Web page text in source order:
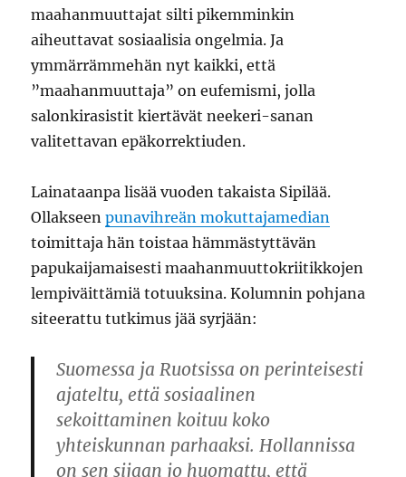
maahanmuuttajat silti pikemminkin
aiheuttavat sosiaalisia ongelmia. Ja
ymmärrämmehän nyt kaikki, että
”maahanmuuttaja” on eufemismi, jolla
salonkirasistit kiertävät neekeri-sanan
valitettavan epäkorrektiuden.
Lainataanpa lisää vuoden takaista Sipilää.
Ollakseenpunavihreän mokuttajamedian
toimittaja hän toistaa hämmästyttävän
papukaijamaisesti maahanmuuttokriitikkojen
lempiväittämiä totuuksina. Kolumnin pohjana
siteerattu tutkimus jää syrjään:
Suomessa ja Ruotsissa on perinteisesti
ajateltu, että sosiaalinen
sekoittaminen koituu koko
yhteiskunnan parhaaksi. Hollannissa
on sen sijaan jo huomattu, että